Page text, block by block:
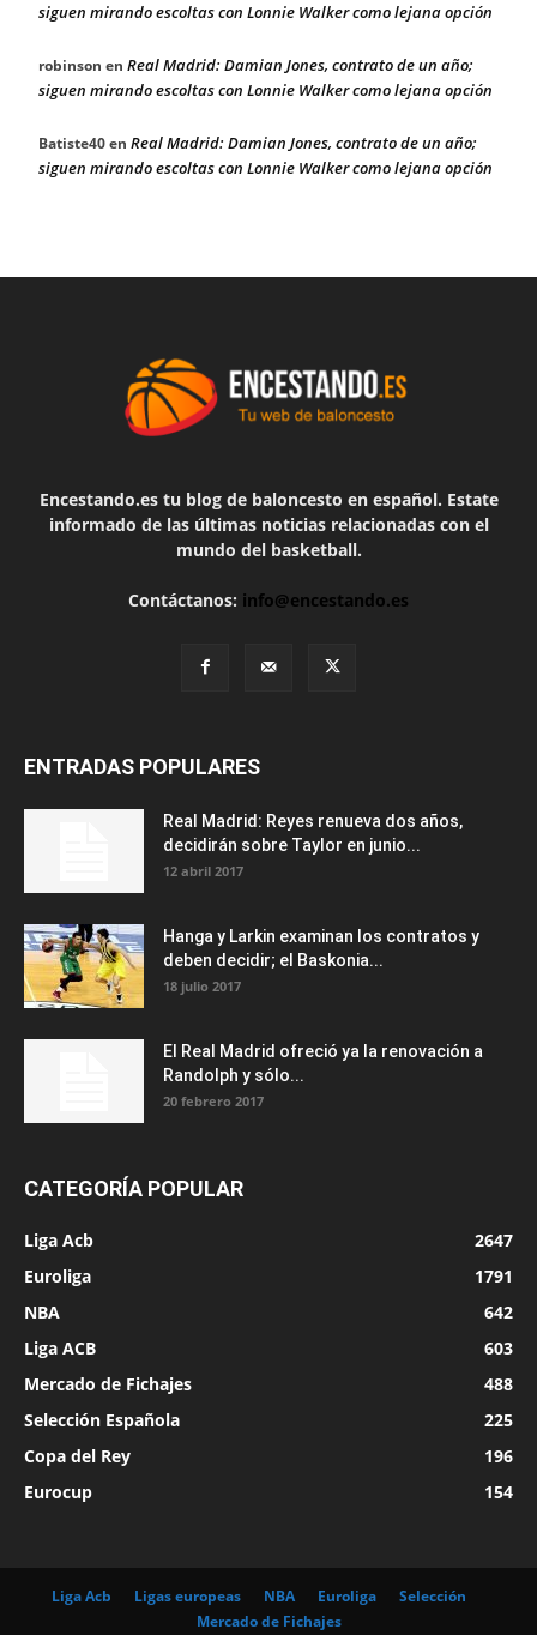
siguen mirando escoltas con Lonnie Walker como lejana opción
robinson en Real Madrid: Damian Jones, contrato de un año;
siguen mirando escoltas con Lonnie Walker como lejana opción
Batiste40en Real Madrid: Damian Jones, contrato de un año;
siguen mirando escoltas con Lonnie Walker como lejana opción
Encestando.es tu blog de baloncesto en español. Estate
informado de las últimas noticias relacionadas con el
mundo del basketball.
Contáctanos: info@encestando.es
ENTRADAS POPULARES
Real Madrid: Reyes renueva dos años,
decidirán sobre Taylor en junio...
12 abril 2017
Hanga y Larkin examinan los contratos y
deben decidir; el Baskonia...
18 julio 2017
El Real Madrid ofreció ya la renovación a
Randolph y sólo...
20 febrero 2017
CATEGORÍA POPULAR
Liga Acb
2647
Euroliga
1791
NBA
642
Liga ACB
603
Mercado de Fichajes
488
Selección Española
225
Copa del Rey
196
Eurocup
154
Liga Acb Ligas europeas NBA Euroliga
Selección
Mercado de Fichajes